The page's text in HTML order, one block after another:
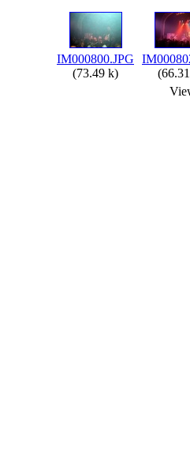
IM000800.JPG
(73.49 k)